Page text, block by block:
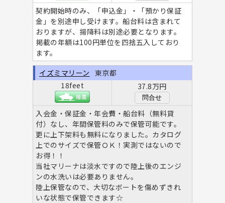
契約開始時のみ、「申込金」・「預かり保証
金」を別途申し受けます。船台料は含まれて
おりますが、揚降料は別途必要となります。
掲載の年額は100円単位を四捨五入しており
ます。
18feet 37.8万円
問合せ
入会金・保証金・年会費・船台料（無料貸
付）なし、年間保管料のみで保管可能です。
更に上下架料も無料になりました。カタログ
上でのサイズで保管ＯＫ！実測ではないので
お得！！
当社マリーナは淡水ですので陸上後のエンジ
ンの水洗いは必要ありません。
陸上保管なので、大切なボートを傷めずきれ
いな状態で保管できます☆
イズミマリーン 東京都